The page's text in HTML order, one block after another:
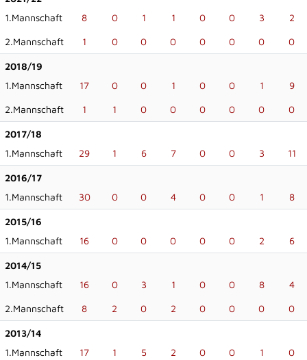
1.Mannschaft
8 0 1 1 0 0 3 2
2.Mannschaft 1 0 0 0 0 0 0 0
2018/19
1.Mannschaft
17 0 0 1 0 0 1 9
2.Mannschaft 1 1 0 0 0 0 0 0
2017/18
1.Mannschaft
29 1 6 7 0 0 3 11
2016/17
1.Mannschaft
30 0 0 4 0 0 1 8
2015/16
1.Mannschaft
16 0 0 0 0 0 2 6
2014/15
1.Mannschaft
16 0 3 1 0 0 8 4
2.Mannschaft 8 2 0 2 0 0 0 0
2013/14
1.Mannschaft
17 1 5 2 0 0 1 0